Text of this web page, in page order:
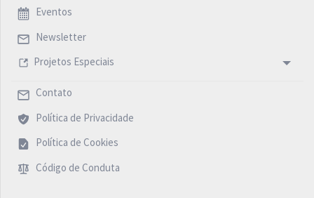
Eventos
Newsletter
Projetos Especiais
Contato
Política de Privacidade
Política de Cookies
Código de Conduta